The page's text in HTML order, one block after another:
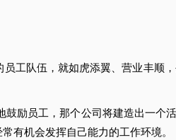
工队伍，就如虎添翼、营业丰顺
励员工，那个公司将建造出一个
有机会发挥自己能力的工作环境。